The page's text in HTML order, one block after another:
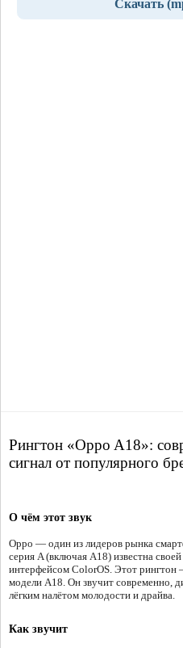
Скачать
Рингтон «Oppo A18»:
сигнал от популярного
О чём этот звук
Oppo — один из лидеров рынка
серия A (включая A18) известна
интерфейсом ColorOS. Этот рингтон
модели A18. Он звучит современно,
лёгким налётом молодости и драйва.
Как звучит